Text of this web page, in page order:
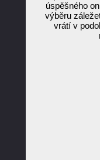
úspěšného
výběru
vrátí v